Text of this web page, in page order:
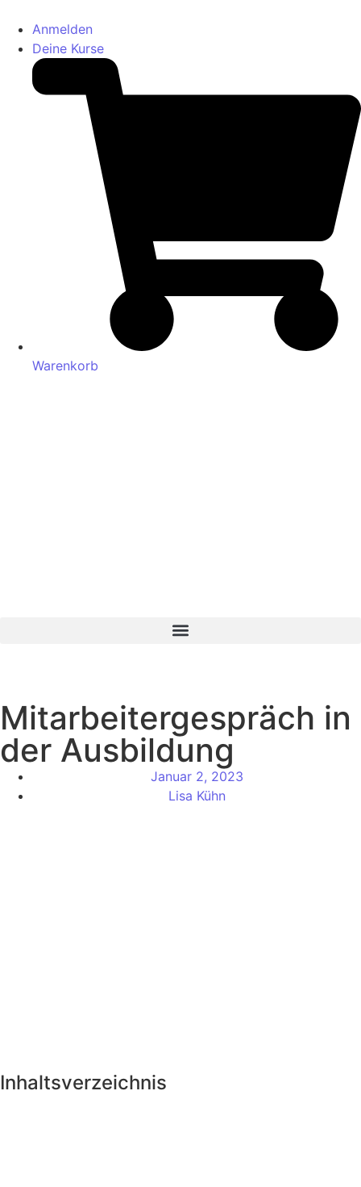
Anmelden
Deine Kurse
Warenkorb
Mitarbeitergespräch in
der Ausbildung
Januar 2, 2023
Lisa Kühn
Inhaltsverzeichnis